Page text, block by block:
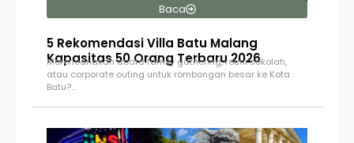
Baca
5 Rekomendasi Villa Batu Malang
Kapasitas 50 Orang Terbaru 2026
Merencanakan acara family gathering, reuni sekolah,
atau corporate outing untuk rombongan besar ke Kota
Batu?…